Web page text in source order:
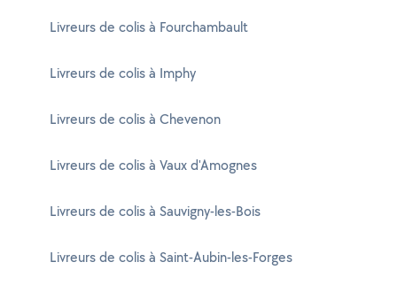
Livreurs de colis à Fourchambault
Livreurs de colis à Imphy
Livreurs de colis à Chevenon
Livreurs de colis à Vaux d'Amognes
Livreurs de colis à Sauvigny-les-Bois
Livreurs de colis à Saint-Aubin-les-Forges